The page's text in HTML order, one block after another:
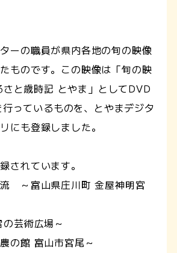
ーの職員が県内各地の旬の映像
ものです。この映像は「旬の映
と歳時記 とやま」としてDVD
っているものを、とやまデジタ
にも登録しました。
されています。
流 ～富山県庄川町 金屋神明宮
芸術広場～
の館 富山市宮尾～